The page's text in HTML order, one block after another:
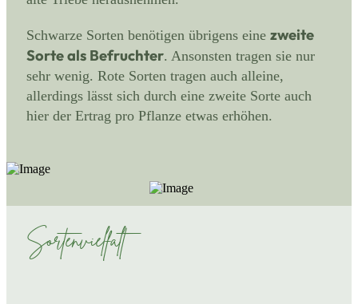
Schwarze Sorten benötigen übrigens eine zweite
Sorte als Befruchter. Ansonsten tragen sie nur
sehr wenig. Rote Sorten tragen auch alleine,
allerdings lässt sich durch eine zweite Sorte auch
hier der Ertrag pro Pflanze etwas erhöhen.
Sortenvielfalt